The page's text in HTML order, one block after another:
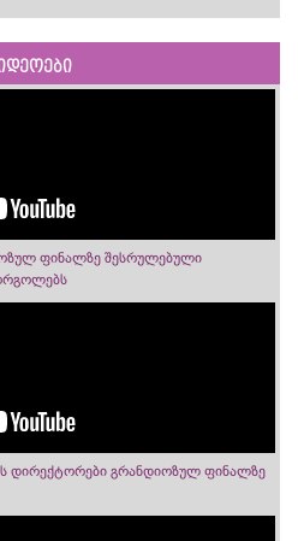
ფინალზე შესრულებული
დირექტორები გრანდიოზულ ფინალზე